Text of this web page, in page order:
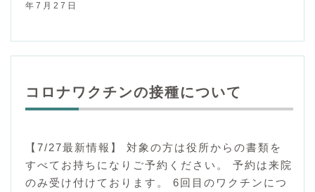
年7月27日
コロナワクチンの接種について
【7/27最新情報】 対象の方は役所からの書類を
すべてお持ちになりご予約ください。 予約は来院
のみ受け付けております。 6回目のワクチンにつ